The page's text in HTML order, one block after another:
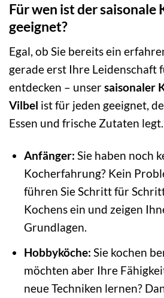
Für wen ist der saisonale
geeignet?
Egal, ob Sie bereits ein
gerade erst Ihre Leidenschaft
entdecken – unsersaisonaler
Vilbel ist für jeden geeignet,
Essen und frische Zutaten legt.
Anfänger: Sie haben noch
Kocherfahrung? Kein
führen Sie Schritt für
Kochens ein und zeigen
Grundlagen.
Hobbyköche: Sie kochen
möchten aber Ihre
neue Techniken lernen?